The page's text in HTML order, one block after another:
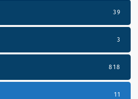
39
3
818
11